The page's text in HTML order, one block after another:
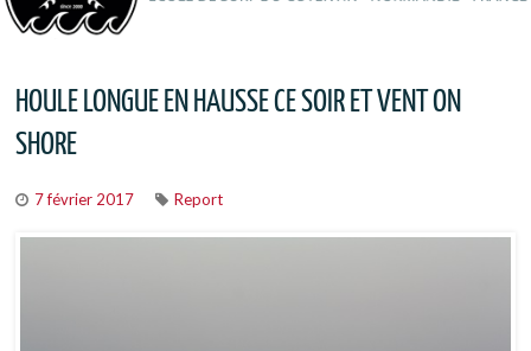
HOULE LONGUE EN HAUSSE CE SOIR ET VENT ON
SHORE
7 février 2017 Report